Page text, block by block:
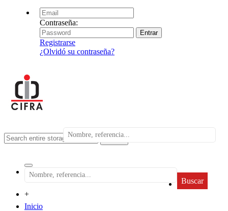
Contraseña:
Registrarse
¿Olvidó su contraseña?
search
Buscar
+
Inicio